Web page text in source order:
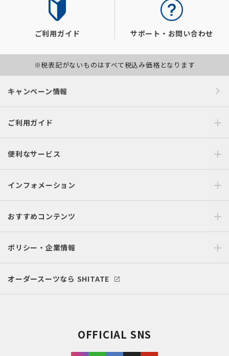
ご利用ガイド サポート・お問い合わせ
※税表記がないものはすべて税込み価格となります
キャンペーン情報
ご利用ガイド
便利なサービス
インフォメーション
おすすめコンテンツ
ポリシー・企業情報
オーダースーツなら SHITATE
OFFICIAL SNS